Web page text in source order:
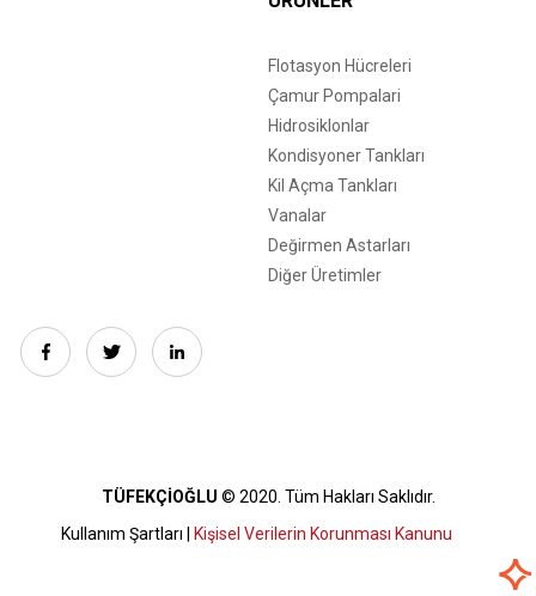
Flotasyon Hücreleri
Çamur Pompalari
Hidrosiklonlar
Kondisyoner Tankları
Kil Açma Tankları
Vanalar
Değirmen Astarları
Diğer Üretimler
TÜFEKÇİOĞLU © 2020. Tüm Hakları Saklıdır.
Kullanım Şartları |
Kişisel Verilerin Korunması Kanunu